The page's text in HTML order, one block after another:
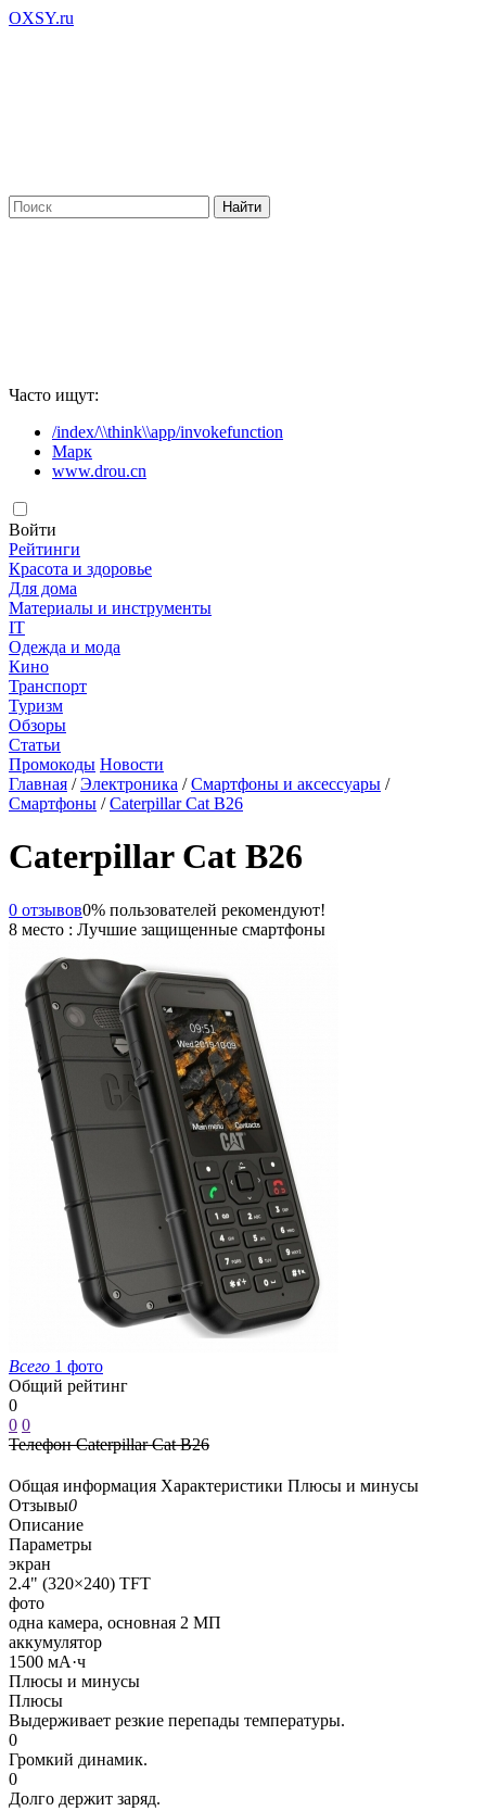
OXSY.ru
Часто ищут:
/index/\\think\\app/invokefunction
Марк
www.drou.cn
Войти
Рейтинги
Красота и здоровье
Для дома
Материалы и инструменты
IT
Одежда и мода
Кино
Транспорт
Туризм
Обзоры
Статьи
Промокоды Новости
Главная /Электроника /Смартфоны и аксессуары /
Смартфоны /Caterpillar Cat B26
Caterpillar Cat B26
0 отзывов0% пользователей рекомендуют!
8 место : Лучшие защищенные смартфоны
Всего 1 фото
Общий рейтинг
0
0 0
Телефон Caterpillar Cat B26
Общая информация Характеристики Плюсы и минусы
Отзывы0
Описание
Параметры
экран
2.4" (320×240) TFT
фото
одна камера, основная 2 МП
аккумулятор
1500 мА·ч
Плюсы и минусы
Плюсы
Выдерживает резкие перепады температуры.
0
Громкий динамик.
0
Долго держит заряд.